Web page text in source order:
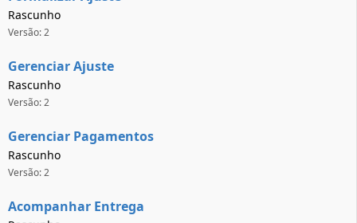
Rascunho
Versão: 2
Gerenciar Ajuste
Rascunho
Versão: 2
Gerenciar Pagamentos
Rascunho
Versão: 2
Acompanhar Entrega